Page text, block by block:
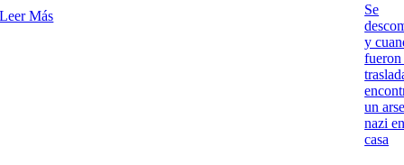
Leer Más
Se
y
fueron
un
nazi
casa